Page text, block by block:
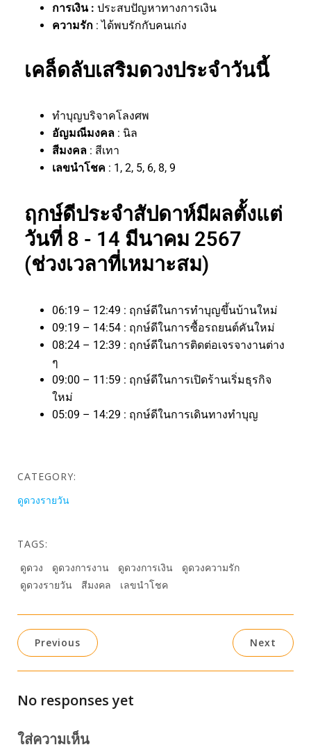
การเงิน : ประสบปัญหาทางการเงิน
ความรัก : ได้พบรักกับคนเก่ง
เคล็ดลับเสริมดวงประจำวันนี้
ทำบุญบริจาคโลงศพ
อัญมณีมงคล : นิล
สีมงคล : สีเทา
เลขนำโชค : 1, 2, 5, 6, 8, 9
ฤกษ์ดีประจำสัปดาห์มีผลตั้งแต่
วันที่ 8 - 14 มีนาคม 2567
(ช่วงเวลาที่เหมาะสม)
06:19 – 12:49 : ฤกษ์ดีในการทำบุญขึ้นบ้านใหม่
09:19 – 14:54 : ฤกษ์ดีในการซื้อรถยนต์คันใหม่
08:24 – 12:39 : ฤกษ์ดีในการติดต่อเจรจางานต่าง
ๆ
09:00 – 11:59 : ฤกษ์ดีในการเปิดร้านเริ่มธุรกิจ
ใหม่
05:09 – 14:29 : ฤกษ์ดีในการเดินทางทำบุญ
CATEGORY:
ดูดวงรายวัน
TAGS:
ดูดวง
ดูดวงการงาน ดูดวงการเงิน
ดูดวงความรัก
ดูดวงรายวัน
สีมงคล เลขนำโชค
Previous Next
No responses yet
ใส่ความเห็น